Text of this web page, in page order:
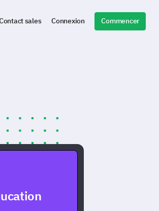
sales Connexion Commencer